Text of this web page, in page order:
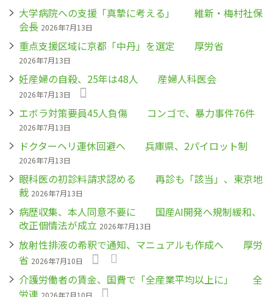
大学病院への支援「真摯に考える」 維新・梅村社保
会長 2026年7月13日
重点支援区域に京都「中丹」を選定 厚労省
2026年7月13日
妊産婦の自殺、25年は48人 産婦人科医会
2026年7月13日
エボラ対策要員45人負傷 コンゴで、暴力事件76件
2026年7月13日
ドクターヘリ運休回避へ 兵庫県、2パイロット制
2026年7月13日
眼科医の初診料請求認める 再診も「該当」、東京地
裁 2026年7月13日
病歴収集、本人同意不要に 国産AI開発へ規制緩和、
改正個情法が成立 2026年7月13日
放射性排液の希釈で通知、マニュアルも作成へ 厚労
省 2026年7月10日
介護労働者の賃金、国費で「全産業平均以上に」 全
労連 2026年7月10日